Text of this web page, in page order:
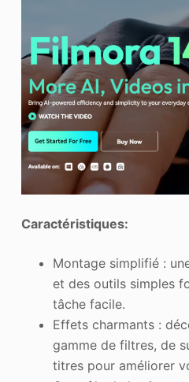
Caractéristiques:
Montage simplifié :
et des outils simples
tâche facile.
Effets charmants :
gamme de filtres, de
titres pour améliorer